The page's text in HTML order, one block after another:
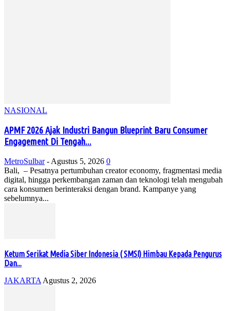
NASIONAL
APMF 2026 Ajak Industri Bangun Blueprint Baru Consumer
Engagement Di Tengah...
MetroSulbar - Agustus 5, 2026 0
Bali, – Pesatnya pertumbuhan creator economy, fragmentasi media
digital, hingga perkembangan zaman dan teknologi telah mengubah
cara konsumen berinteraksi dengan brand. Kampanye yang
sebelumnya...
Ketum Serikat Media Siber Indonesia ( SMSI) Himbau Kepada Pengurus
Dan...
JAKARTA Agustus 2, 2026